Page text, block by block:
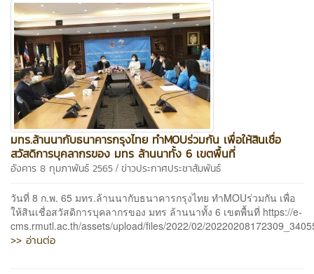
มทร.ล้านนากับธนาคารกรุงไทย ทำMOUร่วมกัน เพื่อให้สินเชื่อ
สวัสดิการบุคลากรของ มทร ล้านนาทั้ง 6 เขตพื้นที่
อังคาร 8 กุมภาพันธ์ 2565 / ข่าวประกาศประชาสัมพันธ์
วันที่ 8 ก.พ. 65 มทร.ล้านนากับธนาคารกรุงไทย ทำMOUร่วมกัน เพื่อ
ให้สินเชื่อสวัสดิการบุคลากรของ มทร ล้านนาทั้ง 6 เขตพื้นที่ https://e-
cms.rmutl.ac.th/assets/upload/files/2022/02/
>> อ่านต่อ